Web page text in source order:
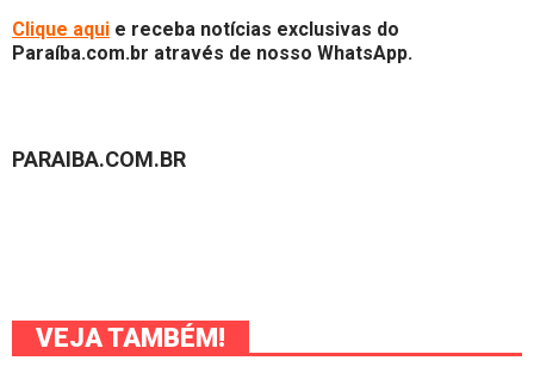
Clique aqui e receba notícias exclusivas do
Paraíba.com.br através de nosso WhatsApp.
PARAIBA.COM.BR
VEJA TAMBÉM!